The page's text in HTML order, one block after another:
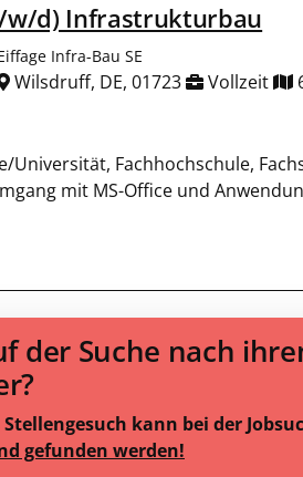
w/d) Infrastrukturbau
Infra-Bau SE
Wilsdruff, DE, 01723 Vollzeit
Universität, Fachhochschule,
mit MS-Office und
der Suche nach
kann bei der
gefunden werden!